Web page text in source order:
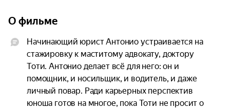
О фильме
Начинающий юрист Антонио устраивается на
стажировку к маститому адвокату, доктору
Тоти. Антонио делает всё для него: он и
помощник, и носильщик, и водитель, и даже
личный повар. Ради карьерных перспектив
юноша готов на многое, пока Тоти не просит о